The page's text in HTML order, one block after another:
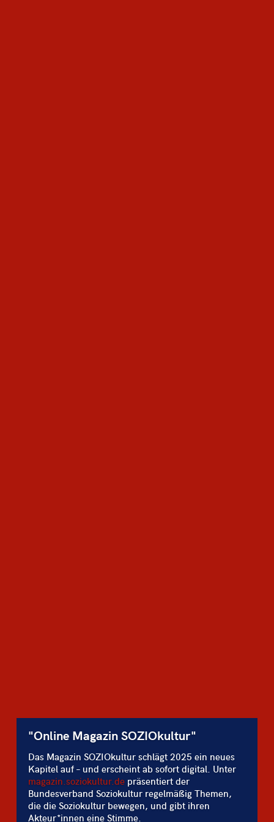
"Online Magazin SOZIOkultur"
Das Magazin SOZIOkultur schlägt 2025 ein neues
Kapitel auf – und erscheint ab sofort digital. Unter
magazin.soziokultur.depräsentiert der
Bundesverband Soziokultur regelmäßig Themen,
die die Soziokultur bewegen, und gibt ihren
Akteur*innen eine Stimme.